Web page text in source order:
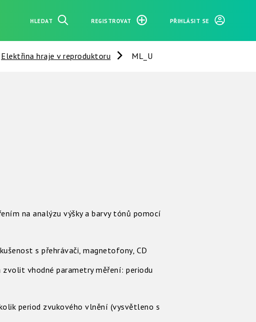
HLEDAT REGISTROVAT PŘIHLÁSIT SE
Elektřina hraje v reproduktoru ML_U
na analýzu výšky a barvy tónů pomocí
s přehrávači, magnetofony, CD
vhodné parametry měření: periodu
period zvukového vlnění (vysvětleno s